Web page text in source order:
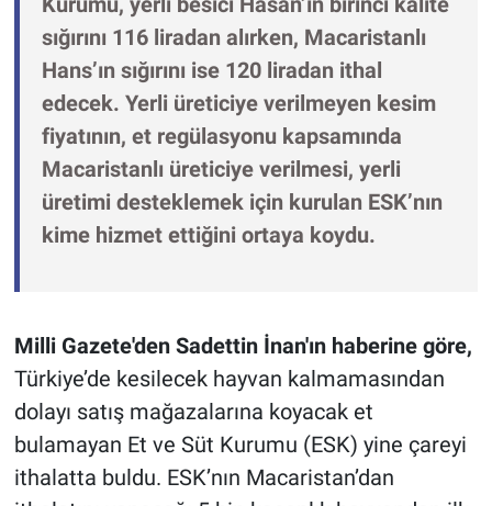
sığırını 116 liradan alırken, Macaristanlı
Hans’ın sığırını ise 120 liradan ithal
edecek. Yerli üreticiye verilmeyen kesim
fiyatının, et regülasyonu kapsamında
Macaristanlı üreticiye verilmesi, yerli
üretimi desteklemek için kurulan ESK’nın
kime hizmet ettiğini ortaya koydu.
Milli Gazete'den Sadettin İnan'ın haberine göre,
Türkiye’de kesilecek hayvan kalmamasından
dolayı satış mağazalarına koyacak et
bulamayan Et ve Süt Kurumu (ESK) yine çareyi
ithalatta buldu. ESK’nın Macaristan’dan